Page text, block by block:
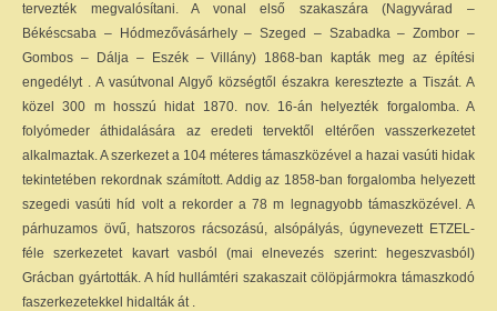
tervezték megvalósítani. A vonal első szakaszára (Nagyvárad –
Békéscsaba – Hódmezővásárhely – Szeged – Szabadka – Zombor –
Gombos – Dálja – Eszék – Villány) 1868-ban kapták meg az építési
engedélyt . A vasútvonal Algyő községtől északra keresztezte a Tiszát. A
közel 300 m hosszú hidat 1870. nov. 16-án helyezték forgalomba. A
folyómeder áthidalására az eredeti tervektől eltérően vasszerkezetet
alkalmaztak. A szerkezet a 104 méteres támaszközével a hazai vasúti hidak
tekintetében rekordnak számított. Addig az 1858-ban forgalomba helyezett
szegedi vasúti híd volt a rekorder a 78 m legnagyobb támaszközével. A
párhuzamos övű, hatszoros rácsozású, alsópályás, úgynevezett ETZEL-
féle szerkezetet kavart vasból (mai elnevezés szerint: hegeszvasból)
Grácban gyártották. A híd hullámtéri szakaszait cölöpjármokra támaszkodó
faszerkezetekkel hidalták át .